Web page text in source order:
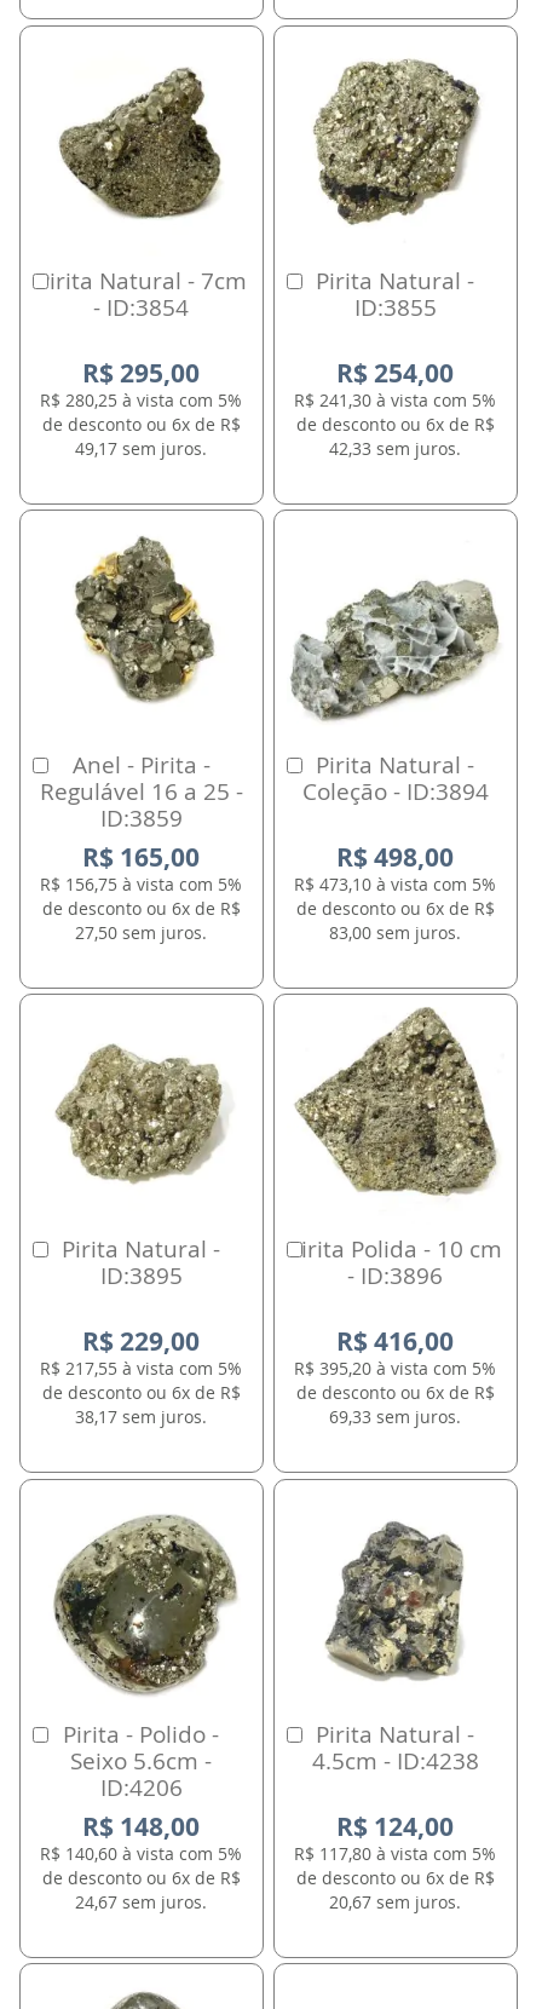
Pirita Natural - 7cm
- ID:3854
R$ 295,00
R$ 280,25 à vista com 5%
de desconto ou 6x de R$
49,17 sem juros.
Comprar
Pirita Natural -
ID:3855
R$ 254,00
R$ 241,30 à vista com 5%
de desconto ou 6x de R$
42,33 sem juros.
Comprar
Anel - Pirita -
Regulável 16 a 25 -
ID:3859
R$ 165,00
R$ 156,75 à vista com 5%
de desconto ou 6x de R$
27,50 sem juros.
Comprar
Pirita Natural -
Coleção - ID:3894
R$ 498,00
R$ 473,10 à vista com 5%
de desconto ou 6x de R$
83,00 sem juros.
Comprar
Pirita Natural -
ID:3895
R$ 229,00
R$ 217,55 à vista com 5%
de desconto ou 6x de R$
38,17 sem juros.
Comprar
Pirita Polida - 10 cm
- ID:3896
R$ 416,00
R$ 395,20 à vista com 5%
de desconto ou 6x de R$
69,33 sem juros.
Comprar
Pirita - Polido -
Seixo 5.6cm -
ID:4206
R$ 148,00
R$ 140,60 à vista com 5%
de desconto ou 6x de R$
24,67 sem juros.
Comprar
Pirita Natural -
4.5cm - ID:4238
R$ 124,00
R$ 117,80 à vista com 5%
de desconto ou 6x de R$
20,67 sem juros.
Comprar